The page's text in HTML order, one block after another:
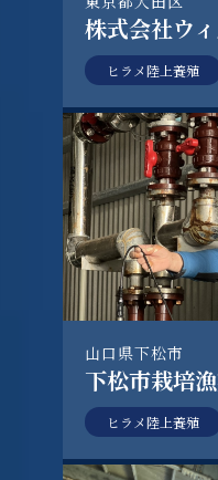
株式会社ウ
ヒラメ陸上養殖
山口県下松市
下松市栽培
ヒラメ陸上養殖